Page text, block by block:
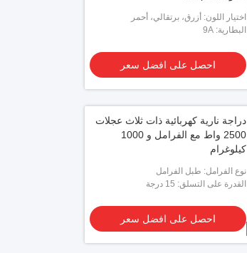
اختيار اللون: أزرق، برتقالي، أحمر
البطارية: 9A
احصل على افضل سعر
دراجة نارية كهربائية ذات ثلاث عجلات
2500 واط مع الفرامل و 1000
كيلوغرام
نوع الفرامل: طبل الفرامل
القدرة على التسلق: 15 درجة
احصل على افضل سعر